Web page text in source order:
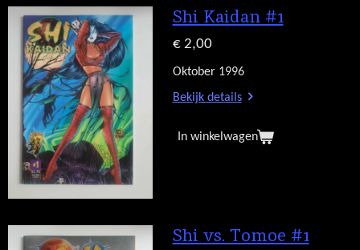
Shi Kaidan #1
€ 2,00
Oktober 1996
Bekijk details
In winkelwagen
Shi vs. Tomoe #1